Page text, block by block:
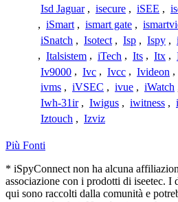
Isd Jaguar , isecure , iSEE ,
, iSmart , ismart gate ,
iSnatch , Isotect , Isp , Ispy ,
, Italsistem , iTech , Its , Itx ,
Iv9000 , Ivc , Ivcc , Ivideon ,
ivms , iVSEC , ivue , iWatch
Iwh-31ir , Iwigus , iwitness ,
Iztouch , Izviz
Più Fonti
* iSpyConnect non ha alcuna
associazione con i prodotti di iseetec. I
qui sono raccolti dalla comunità e